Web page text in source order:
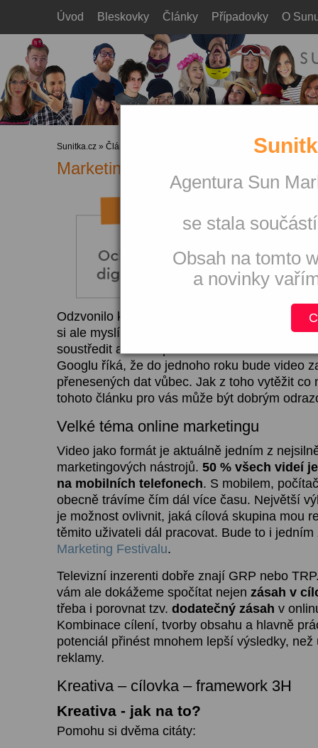
Agentura Sun
se stala
Obsah na tomto
a novinky
Úvod Bleskovky Články Případovky O
Sunitka.cz » Články
Marketing + video = VSL
Odzvonilo klasické televizní reklamě? Myslím
si ale myslím, že jako inzerent byste se na ni
soustředit a zkusit pracovat s videem i v
Googlu říká, že do jednoho roku bude video
přenesených dat vůbec. Jak z toho vytěžit co
tohoto článku pro vás může být dobrým
Velké téma online marketingu
Video jako formát je aktuálně jedním z
marketingových nástrojů. 50 % všech videí
na mobilních telefonech. S mobilem,
obecně trávíme čím dál více času. Největší
je možnost ovlivnit, jaká cílová skupina mou
těmito uživateli dál pracovat. Bude to i
Marketing Festivalu.
Televizní inzerenti dobře znají GRP nebo
vám ale dokážeme spočítat nejen zásah v
třeba i porovnat tzv. dodatečný zásah v
Kombinace cílení, tvorby obsahu a hlavně
potenciál přinést mnohem lepší výsledky,
reklamy.
Kreativa – cílovka – framework 3H
Kreativa - jak na to?
Pomohu si dvěma citáty: